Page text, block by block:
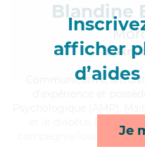
afficher
Je
Blandine
à 5km
Communicative,
et le diabète, Blandine
compagnie/loisirs,